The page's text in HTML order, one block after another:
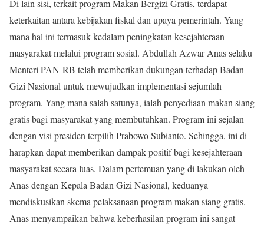
Di lain sisi, terkait program Makan Bergizi Gratis, terdapat
keterkaitan antara kebijakan fiskal dan upaya pemerintah. Yang
mana hal ini termasuk kedalam peningkatan kesejahteraan
masyarakat melalui program sosial. Abdullah Azwar Anas selaku
Menteri PAN-RB telah memberikan dukungan terhadap Badan
Gizi Nasional untuk mewujudkan implementasi sejumlah
program. Yang mana salah satunya, ialah penyediaan makan siang
gratis bagi masyarakat yang membutuhkan. Program ini sejalan
dengan visi presiden terpilih Prabowo Subianto. Sehingga, ini di
harapkan dapat memberikan dampak positif bagi kesejahteraan
masyarakat secara luas. Dalam pertemuan yang di lakukan oleh
Anas dengan Kepala Badan Gizi Nasional, keduanya
mendiskusikan skema pelaksanaan program makan siang gratis.
Anas menyampaikan bahwa keberhasilan program ini sangat